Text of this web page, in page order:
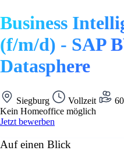
Business
(f/m/d) - SAP
Datasphere
Siegburg Vollzeit
Kein Homeoffice möglich
Jetzt bewerben
Auf einen Blick